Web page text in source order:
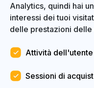
Analytics, quindi hai
interessi dei tuoi
delle prestazioni
Attività
Sessioni di